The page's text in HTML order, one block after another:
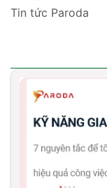
Tin tức Paroda